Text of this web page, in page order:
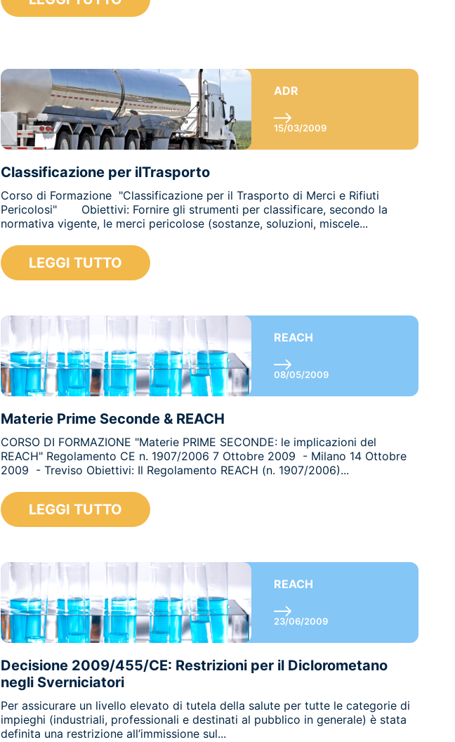
ADR
15/03/2009
Classificazione per ilTrasporto
Corso di Formazione "Classificazione per il Trasporto di Merci e Rifiuti
Pericolosi" Obiettivi: Fornire gli strumenti per classificare, secondo la
normativa vigente, le merci pericolose (sostanze, soluzioni, miscele...
LEGGI TUTTO
REACH
08/05/2009
Materie Prime Seconde & REACH
CORSO DI FORMAZIONE "Materie PRIME SECONDE: le implicazioni del
REACH" Regolamento CE n. 1907/2006 7 Ottobre 2009 - Milano 14 Ottobre
2009 - Treviso Obiettivi: Il Regolamento REACH (n. 1907/2006)...
LEGGI TUTTO
REACH
23/06/2009
Decisione 2009/455/CE: Restrizioni per il Diclorometano
negli Sverniciatori
Per assicurare un livello elevato di tutela della salute per tutte le categorie di
impieghi (industriali, professionali e destinati al pubblico in generale) è stata
definita una restrizione all’immissione sul...